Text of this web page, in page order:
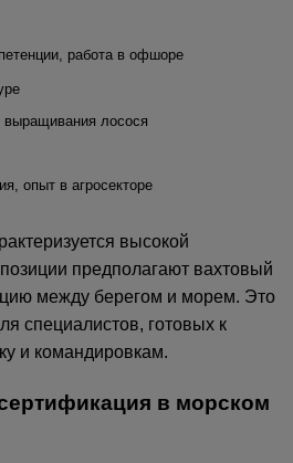
работа в офшоре
выращивания лосося
опыт в агросекторе
высокой
предполагают вахтовый
между берегом и морем. Это
специалистов, готовых к
и командировкам.
в морском